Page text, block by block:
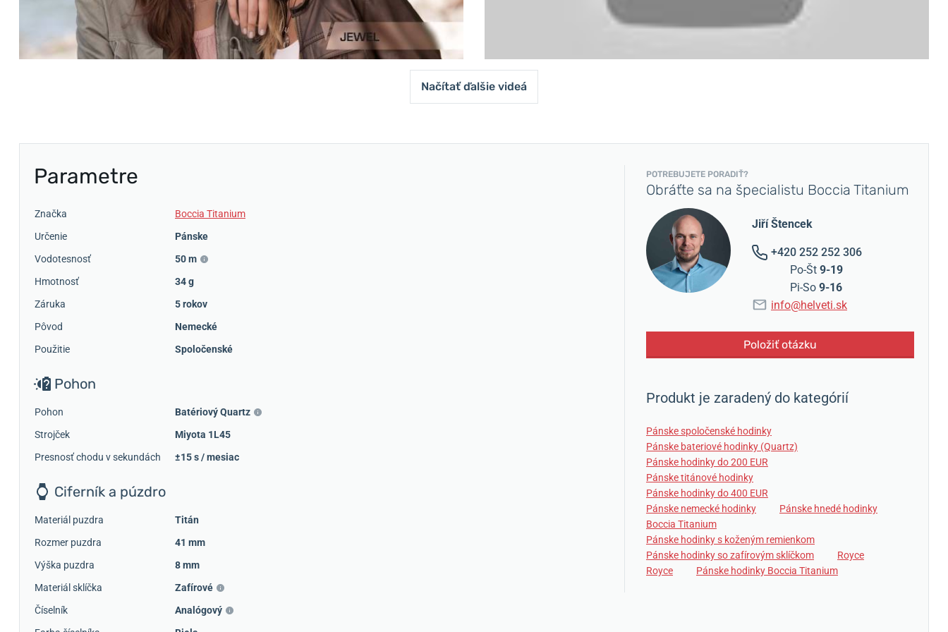
Načítať ďalšie videá
Parametre
Značka
Boccia Titanium
Určenie
Pánske
Vodotesnosť
50 m
Hmotnosť
34 g
Záruka
5 rokov
Pôvod
Nemecké
Použitie
Spoločenské
Pohon
Pohon
Batériový Quartz
Strojček
Miyota 1L45
Presnosť chodu v sekundách
±15 s / mesiac
Ciferník a púzdro
Materiál puzdra
Titán
Rozmer puzdra
41 mm
Výška puzdra
8 mm
Materiál sklíčka
Zafírové
Číselník
Analógový
POTREBUJETE PORADIŤ?
Obráťte sa na špecialistu Boccia Titanium
Jiří Štencek
+420 252 252 306
Po-Št 9-19
Pi-So 9-16
info@helveti.sk
Položiť otázku
Produkt je zaradený do kategórií
Pánske spoločenské hodinky
Pánske bateriové hodinky (Quartz)
Pánske hodinky do 200 EUR
Pánske titánové hodinky
Pánske hodinky do 400 EUR
Pánske nemecké hodinky
Pánske hnedé hodinky
Boccia Titanium
Pánske hodinky s koženým remienkom
Pánske hodinky so zafírovým sklíčkom
Royce
Royce
Pánske hodinky Boccia Titanium